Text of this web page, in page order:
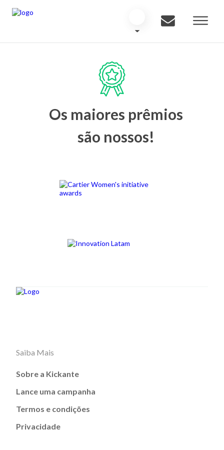
Os maiores prêmios
são nossos!
Saiba Mais
Sobre a Kickante
Lance uma campanha
Termos e condições
Privacidade